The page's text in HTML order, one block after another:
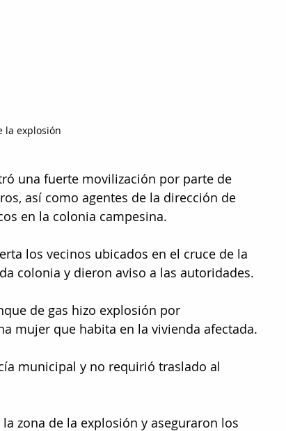
la explosión
una fuerte movilización por parte de
así como agentes de la dirección de
en la colonia campesina.
los vecinos ubicados en el cruce de la
colonia y dieron aviso a las autoridades.
de gas hizo explosión por
mujer que habita en la vivienda afectada.
municipal y no requirió traslado al
zona de la explosión y aseguraron los